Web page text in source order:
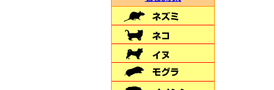
害獣対策・ドッグラン・